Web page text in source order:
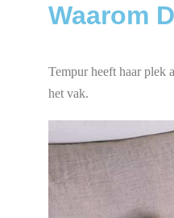
Waarom
Tempur heeft haar plek
het vak.